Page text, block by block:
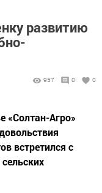
развитию
957 0 0
«Солтан-Агро»
встретился с